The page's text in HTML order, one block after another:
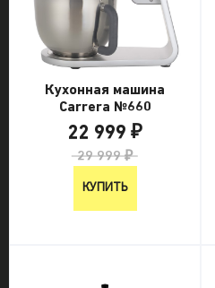
Кухонная машина
Carrera №660
22 999 ₽
29 999 ₽
КУПИТЬ